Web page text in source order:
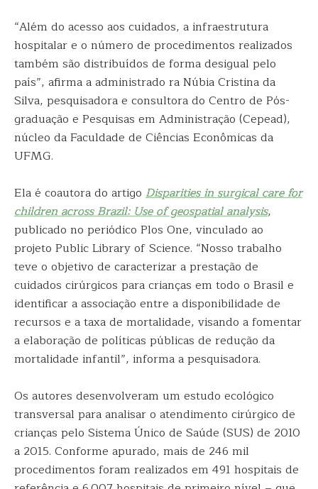
“Além do acesso aos cuidados, a infraestrutura
hospitalar e o número de procedimentos realizados
também são distribuídos de forma desigual pelo
país”, afirma a administrado ra Núbia Cristina da
Silva, pesquisadora e consultora do Centro de Pós-
graduação e Pesquisas em Administração (Cepead),
núcleo da Faculdade de Ciências Econômicas da
UFMG.
Ela é coautora do artigo Disparities in surgical care for
children across Brazil: Use of geospatial analysis,
publicado no periódico Plos One, vinculado ao
projeto Public Library of Science. “Nosso trabalho
teve o objetivo de caracterizar a prestação de
cuidados cirúrgicos para crianças em todo o Brasil e
identificar a associação entre a disponibilidade de
recursos e a taxa de mortalidade, visando a fomentar
a elaboração de políticas públicas de redução da
mortalidade infantil”, informa a pesquisadora.
Os autores desenvolveram um estudo ecológico
transversal para analisar o atendimento cirúrgico de
crianças pelo Sistema Único de Saúde (SUS) de 2010
a 2015. Conforme apurado, mais de 246 mil
procedimentos foram realizados em 491 hospitais de